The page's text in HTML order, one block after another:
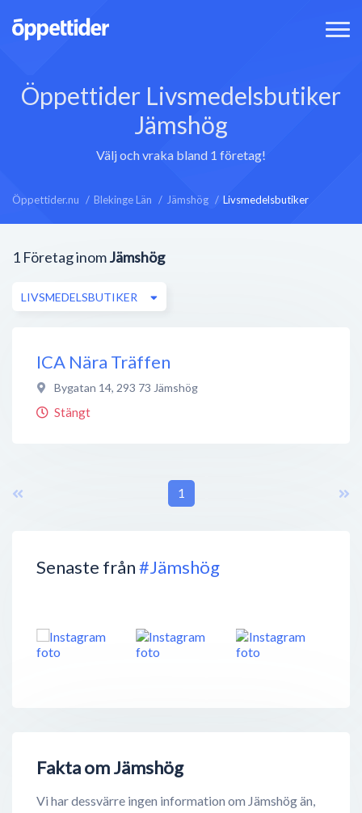
Öppettider Livsmedelsbutiker
Jämshög
Välj och vraka bland 1 företag!
Öppettider.nu Blekinge Län Jämshög Livsmedelsbutiker
Senaste från#Jämshög
Fakta om Jämshög
Vi har dessvärre ingen information om Jämshög än,
1 Företag inomJämshög
LIVSMEDELSBUTIKER
ICA Nära Träffen
Bygatan 14, 293 73 Jämshög
Stängt
1